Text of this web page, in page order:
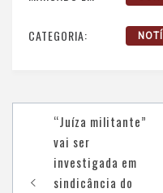
CATEGORIA:
Navegação
“Juíza militante”
vai ser
investigada em
sindicância do